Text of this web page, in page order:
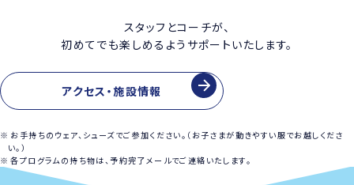
スタッフとコーチが、
初めてでも楽しめるようサポートいたします。
アクセス・施設情報
お手持ちのウェア、シューズでご参加ください。（お子さまが動きやすい服でお越しくださ
い。）
各プログラムの持ち物は、予約完了メールでご連絡いたします。